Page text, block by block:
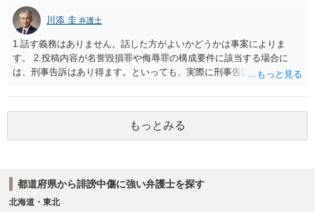
川添 圭 弁護士
1.話す義務はありません。話した方がよいかどうかは事案によりま
す。 2.投稿内容が名誉毀損罪や侮辱罪の構成要件に該当する場合に
は、刑事告訴はあり得ます。といっても、実際に刑事告訴に動くかど
です。Googleは電話番号の開示請求もできることが多いので、少しで
も特定可能になるよう、複数ルートで開示請求が行われることが多い
です。さらにいえば、利用者からの口コミ投稿の場合、開示請求者は
ある程度対象者を特定できている（ただし証拠による裏付けか必要な
もっとみる
都道府県から誹謗中傷に強い弁護士を探す
北海道・東北